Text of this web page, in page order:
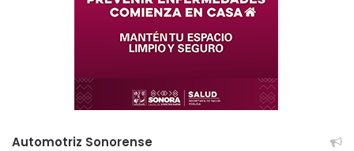
Automotriz Sonorense